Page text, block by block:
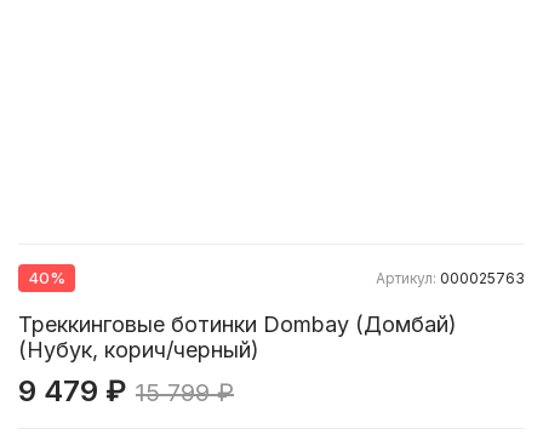
40% Артикул: 000025763
Треккинговые ботинки Dombay (Домбай)
(Нубук, корич/черный)
9 479 ₽ 15 799 ₽